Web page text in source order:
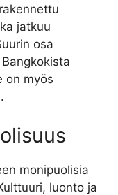
jatkuu
osa
on myös
monipuolisia
luonto ja